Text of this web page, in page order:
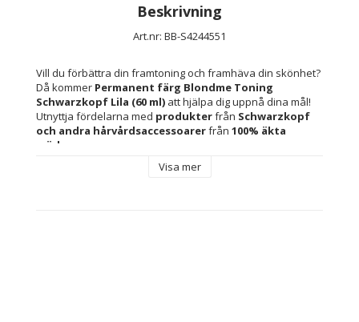
Beskrivning
Art.nr: BB-S4244551
Vill du förbättra din framtoning och framhäva din skönhet?
Då kommer Permanent färg Blondme Toning
Schwarzkopf Lila (60 ml) att hjälpa dig uppnå dina mål!
Utnyttja fördelarna med produkter från
och andra hårvårdsaccessoarer från 100% äkta
märken
Visa mer